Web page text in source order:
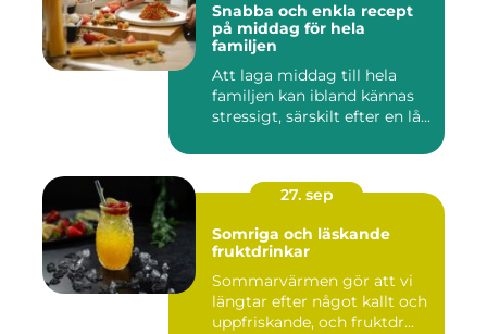
Snabba och enkla recept
på middag för hela
familjen
Att laga middag till hela
familjen kan ibland kännas
stressigt, särskilt efter en lå...
27. sep
Somriga och läskande
fruktdrinkar
Sommarvärmen gör att vi
längtar efter något kallt och
uppfriskande, och fruktdr...